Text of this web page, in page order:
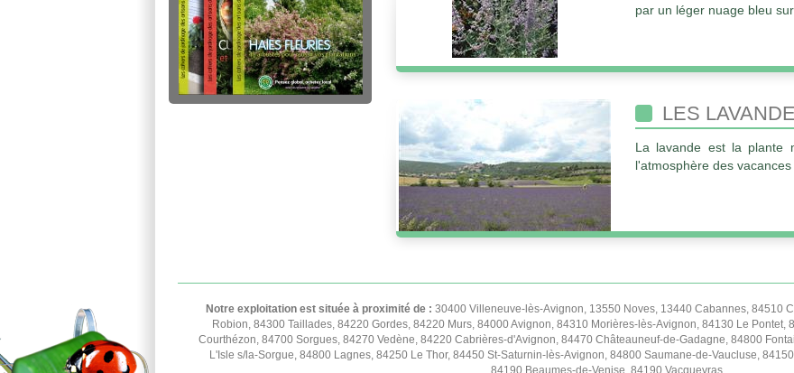
par un léger nuage bleu
LES
La lavande est la plante
l'atmosphère des vacances
Notre exploitation est située à proximité de : 30400 Villeneuve-lès-Avignon, 13550 Noves, 13440 Cabannes, 84510
Robion, 84300 Taillades, 84220 Gordes, 84220 Murs, 84000 Avignon, 84310 Morières-lès-Avignon, 84130 Le Pontet,
Courthézon, 84700 Sorgues, 84270 Vedène, 84220 Cabrières-d'Avignon, 84470 Châteauneuf-de-Gadagne, 84800
L'Isle s/la-Sorgue, 84800 Lagnes, 84250 Le Thor, 84450 St-Saturnin-lès-Avignon, 84800 Saumane-de-Vaucluse,
84190 Beaumes-de-Venise, 84190 Vacqueyras